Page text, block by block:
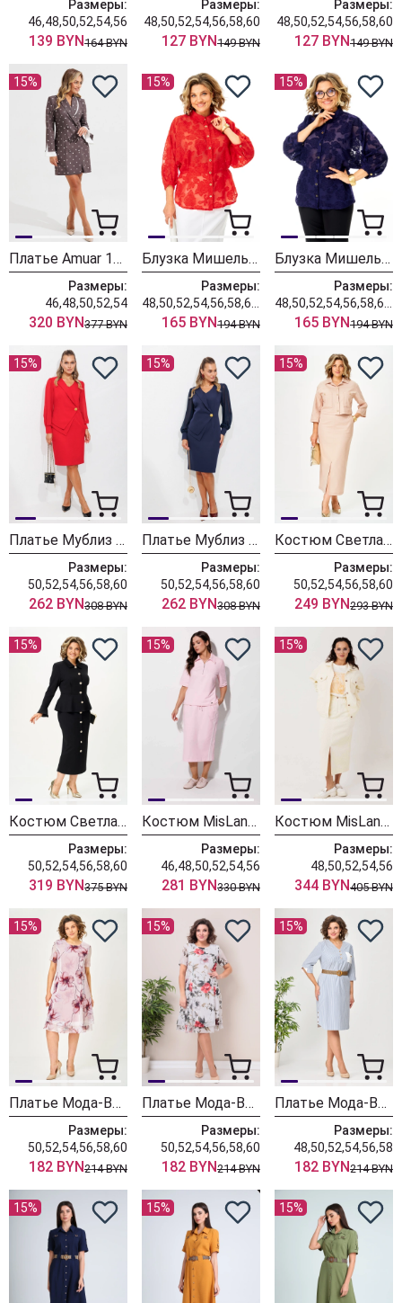
Размеры:
46,48,50,52,54,56
139 BYN164 BYN
Размеры:
48,50,52,54,56,58,60
127 BYN149 BYN
Размеры:
48,50,52,54,56,58,60
127 BYN149 BYN
15%
Платье Amuar 1136
Размеры:
46,48,50,52,54
320 BYN377 BYN
15%
Блузка Мишель Шик 802 красный
Размеры:
165 BYN194 BYN
15%
Блузка Мишель Шик 802 синий
Размеры:
165 BYN194 BYN
15%
Платье Мублиз 342 красный
Размеры:
50,52,54,56,58,60
262 BYN308 BYN
15%
Платье Мублиз 342 синий
Размеры:
50,52,54,56,58,60
262 BYN308 BYN
15%
Костюм Светлана-Стиль 2381 бежевый джинс
Размеры:
50,52,54,56,58,60
249 BYN293 BYN
15%
Костюм Светлана-Стиль 2376 черный
Размеры:
50,52,54,56,58,60
319 BYN375 BYN
15%
Костюм MisLana 1316 розовый
Размеры:
46,48,50,52,54,56
281 BYN330 BYN
15%
Костюм MisLana 1245к молочный + сливочный
Размеры:
48,50,52,54,56
344 BYN405 BYN
15%
Платье Мода-Версаль 2383/пудра
Размеры:
50,52,54,56,58,60
182 BYN214 BYN
15%
Платье Мода-Версаль 2383 молоко
Размеры:
50,52,54,56,58,60
182 BYN214 BYN
15%
Платье Мода-Версаль 2393 синий полоска
Размеры:
48,50,52,54,56,58
182 BYN214 BYN
15% 15% 15%